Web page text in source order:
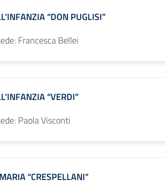
“DON PUGLISI”
Francesca Bellei
“VERDI”
Paola Visconti
“CRESPELLANI”